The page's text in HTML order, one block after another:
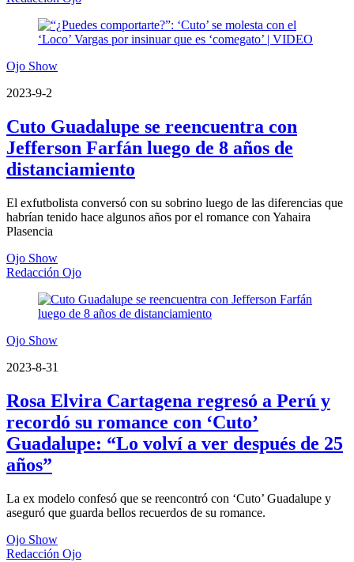
Ojo Show
2023-9-2
Cuto Guadalupe se reencuentra con
Jefferson Farfán luego de 8 años de
distanciamiento
El exfutbolista conversó con su sobrino luego de las diferencias que
habrían tenido hace algunos años por el romance con Yahaira
Plasencia
Ojo Show
Redacción Ojo
Ojo Show
2023-8-31
Rosa Elvira Cartagena regresó a Perú y
recordó su romance con ‘Cuto’
Guadalupe: “Lo volví a ver después de 25
años”
La ex modelo confesó que se reencontró con ‘Cuto’ Guadalupe y
aseguró que guarda bellos recuerdos de su romance.
Ojo Show
Redacción Ojo